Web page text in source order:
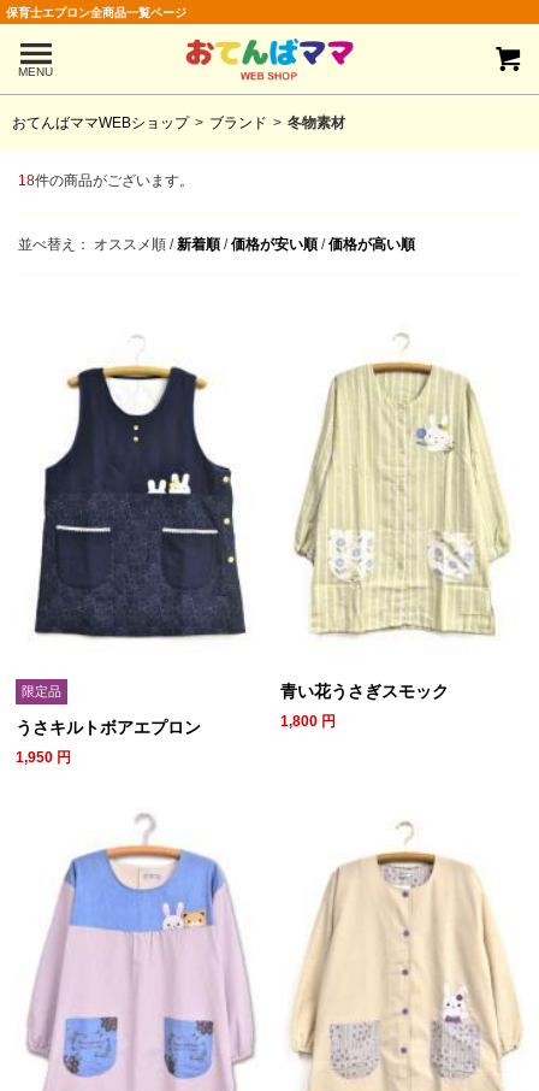
保育士エプロン全商品一覧ページ
MENU
おてんばママWEBショップ ブランド 冬物素材
18件の商品がございます。
並べ替え： オススメ順 /新着順 /価格が安い順 /価格が高い順
限定品
うさキルトボアエプロン
1,950 円
青い花うさぎスモック
1,800 円